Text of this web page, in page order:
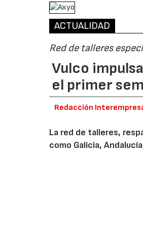
ACTUALIDAD
Red de talleres
Vulco
el primer
Redacción
La red de talleres,
como Galicia,